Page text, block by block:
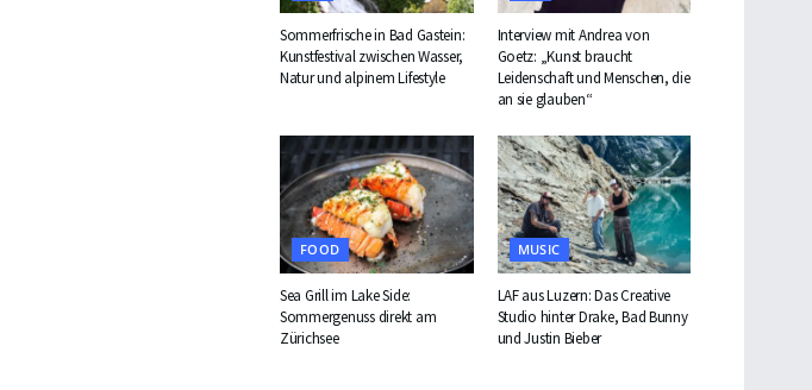
Sommerfrische in Bad Gastein:
Kunstfestival zwischen Wasser,
Natur und alpinem Lifestyle
Interview mit Andrea von
Goetz: „Kunst braucht
Leidenschaft und Menschen, die
an sie glauben“
FOOD
Sea Grill im Lake Side:
Sommergenuss direkt am
Zürichsee
MUSIC
LAF aus Luzern: Das Creative
Studio hinter Drake, Bad Bunny
und Justin Bieber